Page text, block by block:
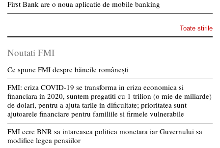
First Bank are o noua aplicatie de mobile banking
Toate stirile
Noutati FMI
Ce spune FMI despre băncile românești
FMI: criza COVID-19 se transforma in criza economica si
financiara in 2020, suntem pregatiti cu 1 trilion (o mie de miliarde)
de dolari, pentru a ajuta tarile in dificultate; prioritatea sunt
ajutoarele financiare pentru familiile si firmele vulnerabile
FMI cere BNR sa intareasca politica monetara iar Guvernului sa
modifice legea pensiilor